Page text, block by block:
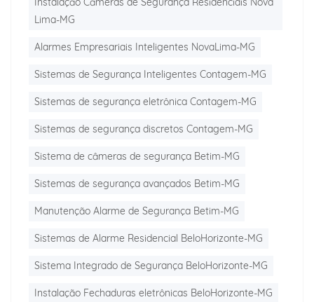
Lima-MG
Alarmes Empresariais Inteligentes NovaLima-MG
Sistemas de Segurança Inteligentes Contagem-MG
Sistemas de segurança eletrônica Contagem-MG
Sistemas de segurança discretos Contagem-MG
Sistema de câmeras de segurança Betim-MG
Sistemas de segurança avançados Betim-MG
Manutenção Alarme de Segurança Betim-MG
Sistemas de Alarme Residencial BeloHorizonte-MG
Sistema Integrado de Segurança BeloHorizonte-MG
Instalação Fechaduras eletrônicas BeloHorizonte-MG